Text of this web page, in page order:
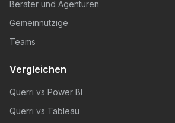
Berater und Agenturen
Gemeinnützige
Teams
Vergleichen
Querri vs Power BI
Querri vs Tableau